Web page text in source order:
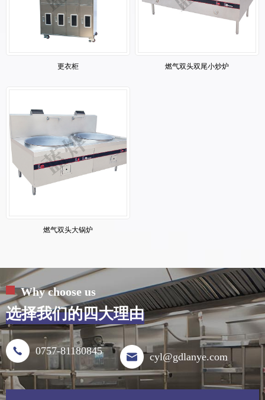
更衣柜 燃气双头双尾小炒炉
燃气双头大锅炉
Why choose us
选择我们的四大理由
0757-81180845 cyl@gdlanye.com